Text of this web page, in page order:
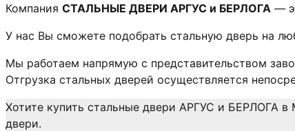
Компания СТАЛЬНЫЕ ДВЕРИ АРГУС и БЕРЛОГА —
У нас Вы сможете подобрать стальную дверь на
Мы работаем напрямую с представительством
Отгрузка стальных дверей осуществляется
Хотите купить стальные двери АРГУС и БЕРЛОГА
двери.